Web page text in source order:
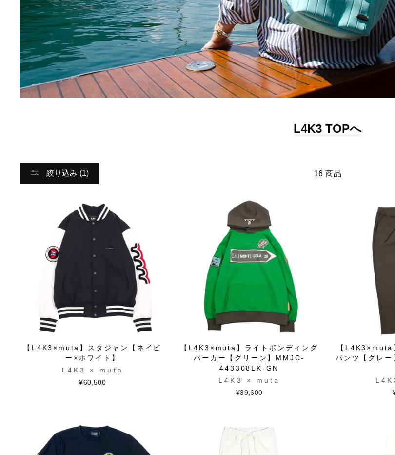
L4K3 TOPへ
絞り込み (1) 16 商品
【L4K3×muta】スタジャン【ネイビ
ー×ホワイト】
L4K3 × muta
¥60,500
【L4K3×muta】ライトボンディング
パーカー【グリーン】MMJC-
443308LK-GN
L4K3 × muta
¥39,600
【L4K3×muta
パンツ【グレ